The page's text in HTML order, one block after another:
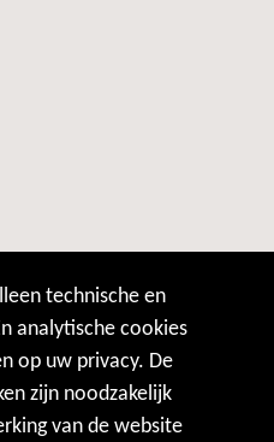
technische en
analytische cookies
op uw privacy. De
zijn noodzakelijk
van de website